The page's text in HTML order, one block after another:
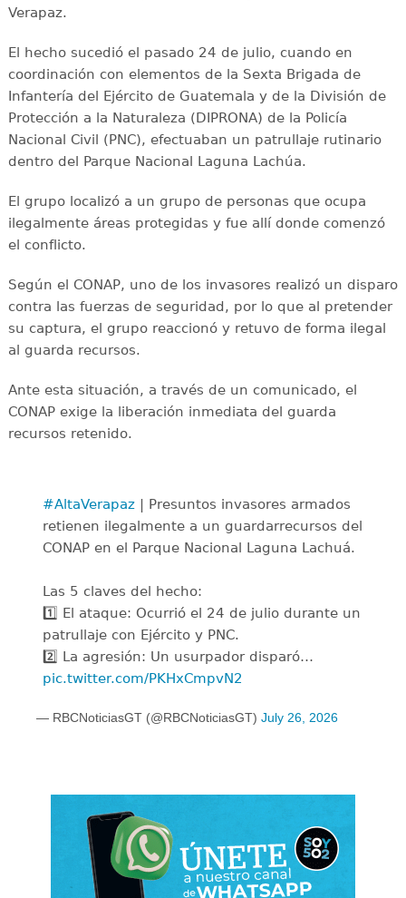
Verapaz.
El hecho sucedió el pasado 24 de julio, cuando en
coordinación con elementos de la Sexta Brigada de
Infantería del Ejército de Guatemala y de la División de
Protección a la Naturaleza (DIPRONA) de la Policía
Nacional Civil (PNC), efectuaban un patrullaje rutinario
dentro del Parque Nacional Laguna Lachúa.
El grupo localizó a un grupo de personas que ocupa
ilegalmente áreas protegidas y fue allí donde comenzó
el conflicto.
Según el CONAP, uno de los invasores realizó un disparo
contra las fuerzas de seguridad, por lo que al pretender
su captura, el grupo reaccionó y retuvo de forma ilegal
al guarda recursos.
Ante esta situación, a través de un comunicado, el
CONAP exige la liberación inmediata del guarda
recursos retenido.
#AltaVerapaz | Presuntos invasores armados
retienen ilegalmente a un guardarrecursos del
CONAP en el Parque Nacional Laguna Lachuá.
Las 5 claves del hecho:
1️⃣ El ataque: Ocurrió el 24 de julio durante un
patrullaje con Ejército y PNC.
2️⃣ La agresión: Un usurpador disparó…
pic.twitter.com/PKHxCmpvN2
— RBCNoticiasGT (@RBCNoticiasGT) July 26, 2026